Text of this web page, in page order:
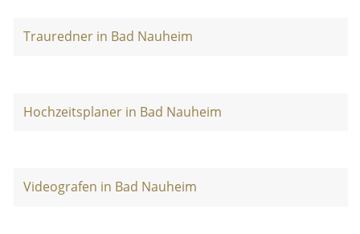
Trauredner in Bad Nauheim
Hochzeitsplaner in Bad Nauheim
Videografen in Bad Nauheim